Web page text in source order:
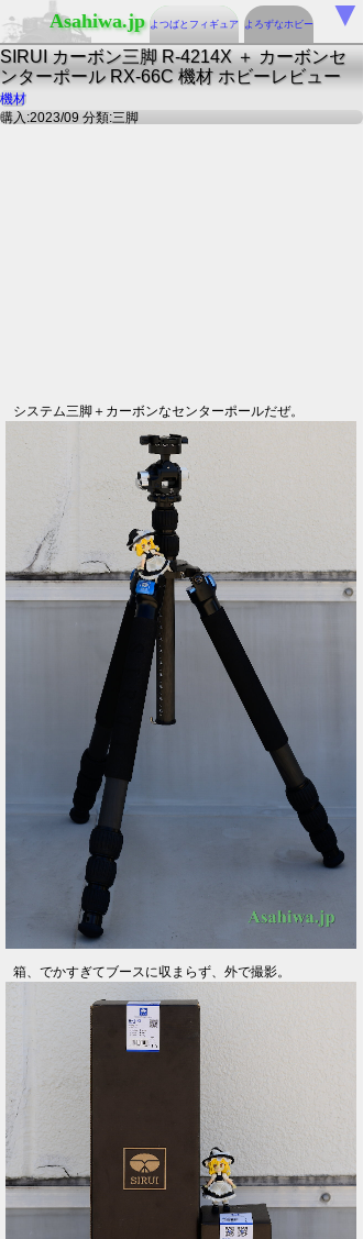
Asahiwa.jp よつばとフィギュア よろずなホビー
SIRUI カーボン三脚 R-4214X ＋ カーボンセ
ンターポール RX-66C 機材 ホビーレビュー
機材
購入:2023/09 分類:三脚
システム三脚＋カーボンなセンターポールだぜ。
箱、でかすぎてブースに収まらず、外で撮影。
▼